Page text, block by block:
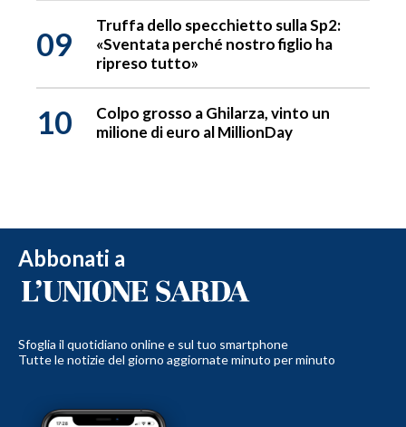
09
Truffa dello specchietto sulla Sp2:
«Sventata perché nostro figlio ha
ripreso tutto»
10
Colpo grosso a Ghilarza, vinto un
milione di euro al MillionDay
Abbonati a
Sfoglia il quotidiano online e sul tuo smartphone
Tutte le notizie del giorno aggiornate minuto per minuto